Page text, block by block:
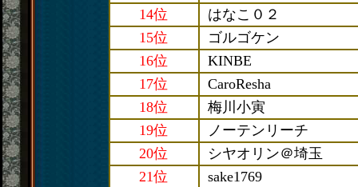
14位
はなこ０２
15位
ゴルゴケン
16位
KINBE
17位
CaroResha
18位
梅川小寅
19位
ノーテンリーチ
20位
シヤオリン＠埼玉
21位
sake1769